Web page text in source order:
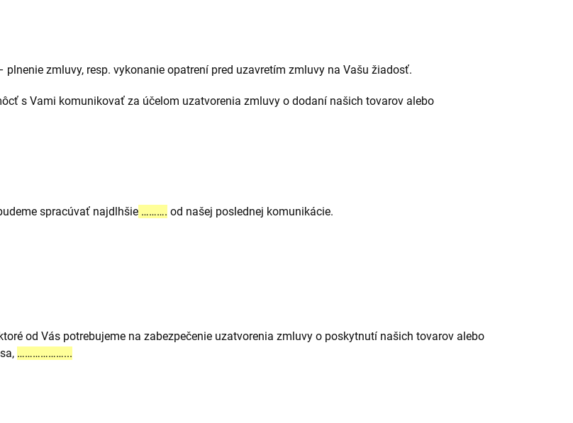
zmluvy, resp. vykonanie opatrení pred uzavretím zmluvy na Vašu žiadosť.
s Vami komunikovať za účelom uzatvorenia zmluvy o dodaní našich tovarov alebo
spracúvať najdlhšie ………. od našej poslednej komunikácie.
od Vás potrebujeme na zabezpečenie uzatvorenia zmluvy o poskytnutí našich tovarov alebo
………………...